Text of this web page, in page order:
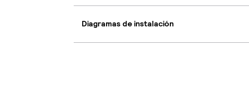
Diagramas de instalación